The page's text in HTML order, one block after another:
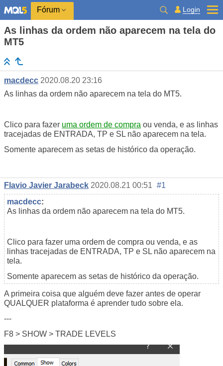
Fórum Login
As linhas da ordem não aparecem na tela do
MT5
macdecc 2020.08.20 23:16
As linhas da ordem não aparecem na tela do MT5.
Clico para fazer uma ordem de compra ou venda, e as linhas
tracejadas de ENTRADA, TP e SL não aparecem na tela.
Somente aparecem as setas de histórico da operação.
Flavio Javier Jarabeck 2020.08.21 00:51 #1
macdecc:
As linhas da ordem não aparecem na tela do MT5.
Clico para fazer uma ordem de compra ou venda, e as
linhas tracejadas de ENTRADA, TP e SL não aparecem na
tela.
Somente aparecem as setas de histórico da operação.
A primeira coisa que alguém deve fazer antes de operar
QUALQUER plataforma é aprender tudo sobre ela.
---
F8 > SHOW > TRADE LEVELS